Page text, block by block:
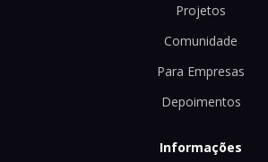
Projetos
Comunidade
Para Empresas
Depoimentos
Informações